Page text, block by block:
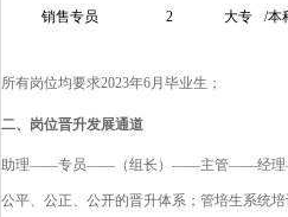
销售专员 2 大专 /本
所有岗位均要求2023年6月毕业生 ；
二、岗位晋升发展通道
助理——专员——（组长）——主管——经
公平、公正、公开的晋升体系 ； 管培生系统